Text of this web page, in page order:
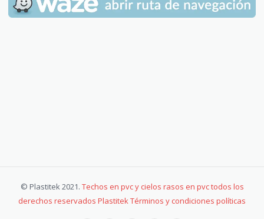
© Plastitek 2021. Techos en pvc y cielos rasos en pvc todos los
derechos reservados Plastitek Términos y condiciones políticas